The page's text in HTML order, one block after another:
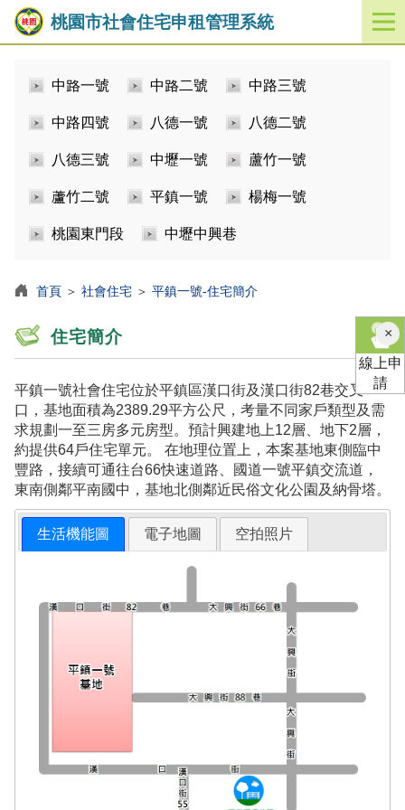
桃園市社會住宅申租管理系統
開
啟
中路一號 中路二號 中路三號
中路四號 八德一號 八德二號
八德三號 中壢一號 蘆竹一號
蘆竹二號 平鎮一號 楊梅一號
桃園東門段 中壢中興巷
首頁 ＞ 社會住宅 ＞ 平鎮一號-住宅簡介
住宅簡介
平鎮一號社會住宅位於平鎮區漢口街及漢口街82巷交叉
口，基地面積為2389.29平方公尺，考量不同家戶類型及需
求規劃一至三房多元房型。預計興建地上12層、地下2層，
約提供64戶住宅單元。 在地理位置上，本案基地東側臨中
豐路，接續可通往台66快速道路、國道一號平鎮交流道，
東南側鄰平南國中，基地北側鄰近民俗文化公園及納骨塔。
生活機能圖 電子地圖 空拍照片
×關
閉
線上申
請